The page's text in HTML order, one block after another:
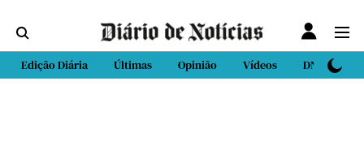
Edição Diária Últimas Opinião Vídeos DN Sport